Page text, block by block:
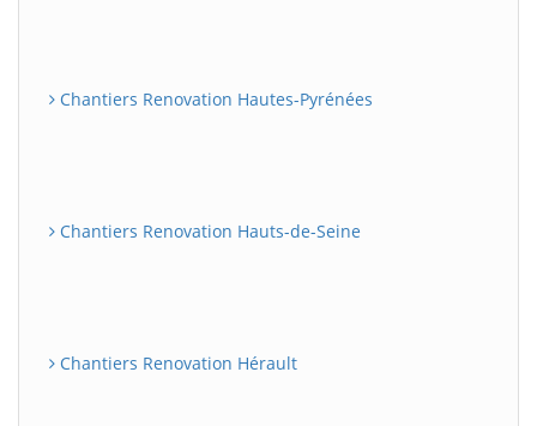
Chantiers Renovation Hautes-Pyrénées
Chantiers Renovation Hauts-de-Seine
Chantiers Renovation Hérault